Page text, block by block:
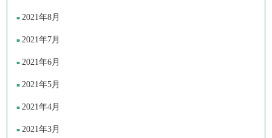
2021年8月
2021年7月
2021年6月
2021年5月
2021年4月
2021年3月